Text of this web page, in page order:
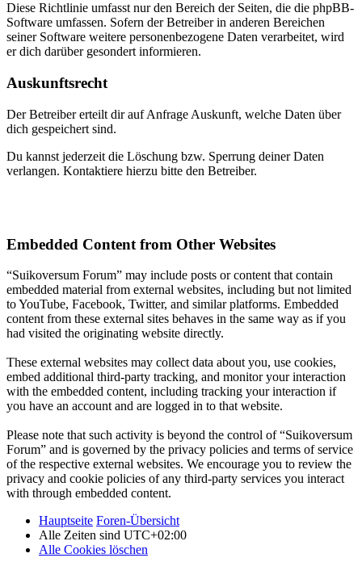
Diese Richtlinie umfasst nur den Bereich der Seiten, die die phpBB-
Software umfassen. Sofern der Betreiber in anderen Bereichen
seiner Software weitere personenbezogene Daten verarbeitet, wird
er dich darüber gesondert informieren.
Auskunftsrecht
Der Betreiber erteilt dir auf Anfrage Auskunft, welche Daten über
dich gespeichert sind.
Du kannst jederzeit die Löschung bzw. Sperrung deiner Daten
verlangen. Kontaktiere hierzu bitte den Betreiber.
Embedded Content from Other Websites
“Suikoversum Forum” may include posts or content that contain
embedded material from external websites, including but not limited
to YouTube, Facebook, Twitter, and similar platforms. Embedded
content from these external sites behaves in the same way as if you
had visited the originating website directly.
These external websites may collect data about you, use cookies,
embed additional third-party tracking, and monitor your interaction
with the embedded content, including tracking your interaction if
you have an account and are logged in to that website.
Please note that such activity is beyond the control of “Suikoversum
Forum” and is governed by the privacy policies and terms of service
of the respective external websites. We encourage you to review the
privacy and cookie policies of any third-party services you interact
with through embedded content.
Hauptseite Foren-Übersicht
Alle Zeiten sind UTC+02:00
Alle Cookies löschen